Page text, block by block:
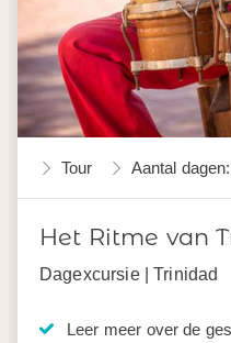
Tour Aantal
Het Ritme van
Dagexcursie | Trinidad
Leer meer over de